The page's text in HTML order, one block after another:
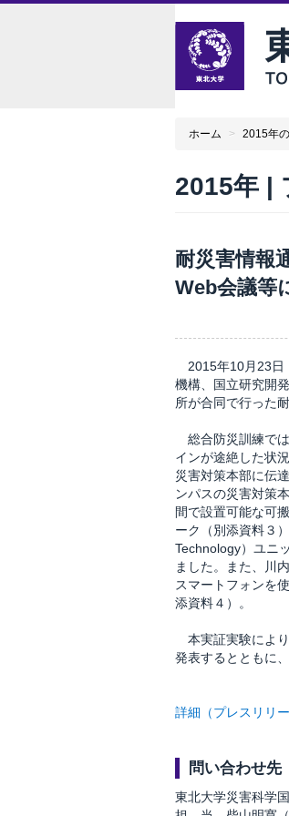
ホーム > 2015年
2015年 |
耐災害情報
Web会議等
2015年10月23日
機構、国立研究開
所が合同で行った
総合防災訓練で
インが途絶した状
災害対策本部に伝
ンパスの災害対策
間で設置可能な可
ーク（別添資料３
Technology）ユニ
ました。また、川
スマートフォンを
添資料４）。
本実証実験によ
発表するとともに
詳細（プレスリリー
問い合わせ先
東北大学災害科学